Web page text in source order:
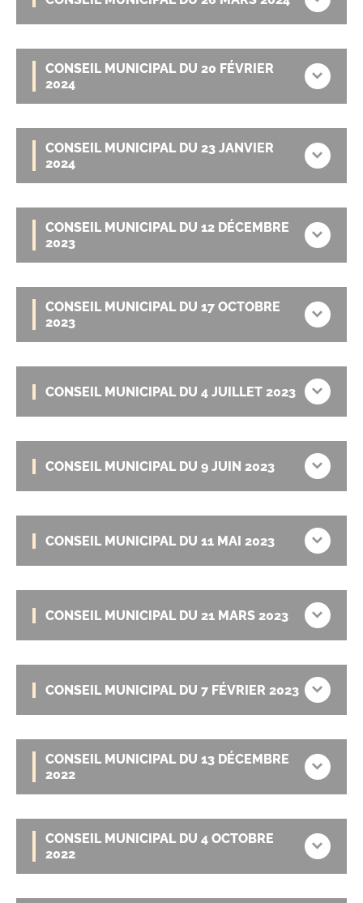
CONSEIL MUNICIPAL DU 20 FÉVRIER
2024
CONSEIL MUNICIPAL DU 23 JANVIER
2024
CONSEIL MUNICIPAL DU 12 DÉCEMBRE
2023
CONSEIL MUNICIPAL DU 17 OCTOBRE
2023
CONSEIL MUNICIPAL DU 4 JUILLET 2023
CONSEIL MUNICIPAL DU 9 JUIN 2023
CONSEIL MUNICIPAL DU 11 MAI 2023
CONSEIL MUNICIPAL DU 21 MARS 2023
CONSEIL MUNICIPAL DU 7 FÉVRIER 2023
CONSEIL MUNICIPAL DU 13 DÉCEMBRE
2022
CONSEIL MUNICIPAL DU 4 OCTOBRE
2022